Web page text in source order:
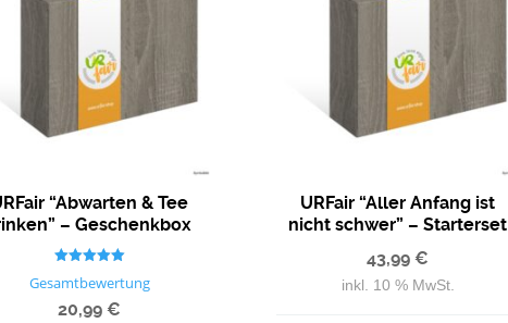
“Abwarten & Tee
– Geschenkbox
Tees
5.00
Gesamtbewertung
20,99€
URFair “Aller Anfang ist
nicht schwer” – Starterset
Gewürze
43,99€
inkl. 10 % MwSt.